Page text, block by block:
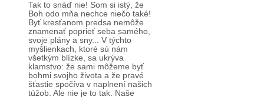
Tak to snáď nie! Som si istý, že
Boh odo mňa nechce niečo také!
Byť kresťanom predsa nemôže
znamenať poprieť seba samého,
svoje plány a sny... V týchto
myšlienkach, ktoré sú nám
všetkým blízke, sa ukrýva
klamstvo: že sami môžeme byť
bohmi svojho života a že pravé
šťastie spočíva v naplnení našich
túžob. Ale nie je to tak. Naše